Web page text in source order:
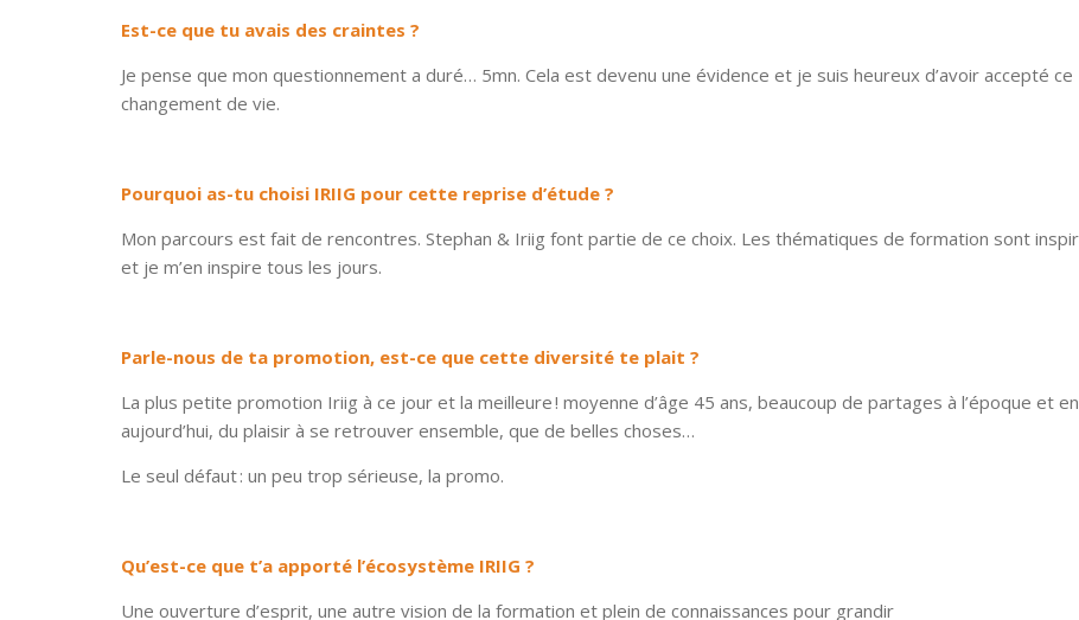
Est-ce que tu avais des craintes ?
Je pense que mon questionnement a duré… 5mn. Cela est devenu une évidence et je suis heureux d’avoir accepté ce
changement de vie.
Pourquoi as-tu choisi IRIIG pour cette reprise d’étude ?
Mon parcours est fait de rencontres. Stephan & Iriig font partie de ce choix. Les thématiques de formation sont
et je m’en inspire tous les jours.
Parle-nous de ta promotion, est-ce que cette diversité te plait ?
La plus petite promotion Iriig à ce jour et la meilleure ! moyenne d’âge 45 ans, beaucoup de partages à l’époque et
aujourd’hui, du plaisir à se retrouver ensemble, que de belles choses…
Le seul défaut : un peu trop sérieuse, la promo.
Qu’est-ce que t’a apporté l’écosystème IRIIG ?
Une ouverture d’esprit, une autre vision de la formation et plein de connaissances pour grandir